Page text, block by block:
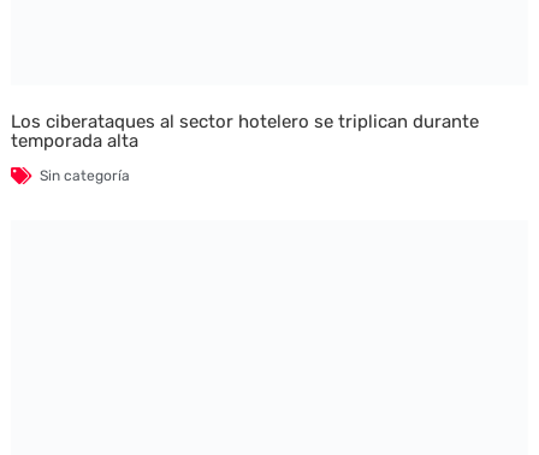
Los ciberataques al sector hotelero se triplican durante
temporada alta
Sin categoría